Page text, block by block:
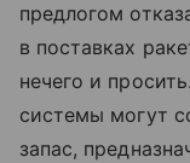
предлогом
в поставках
нечего и
системы могут
запас,